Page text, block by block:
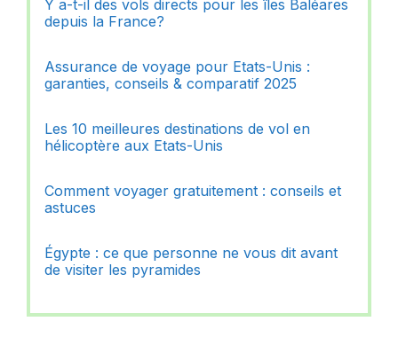
Y a-t-il des vols directs pour les îles Baléares
depuis la France?
Assurance de voyage pour Etats-Unis :
garanties, conseils & comparatif 2025
Les 10 meilleures destinations de vol en
hélicoptère aux Etats-Unis
Comment voyager gratuitement : conseils et
astuces
Égypte : ce que personne ne vous dit avant
de visiter les pyramides